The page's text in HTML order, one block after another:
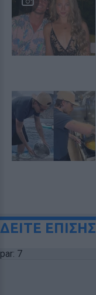
ΔΕΙΤΕ ΕΠΙΣΗΣ
par: 7